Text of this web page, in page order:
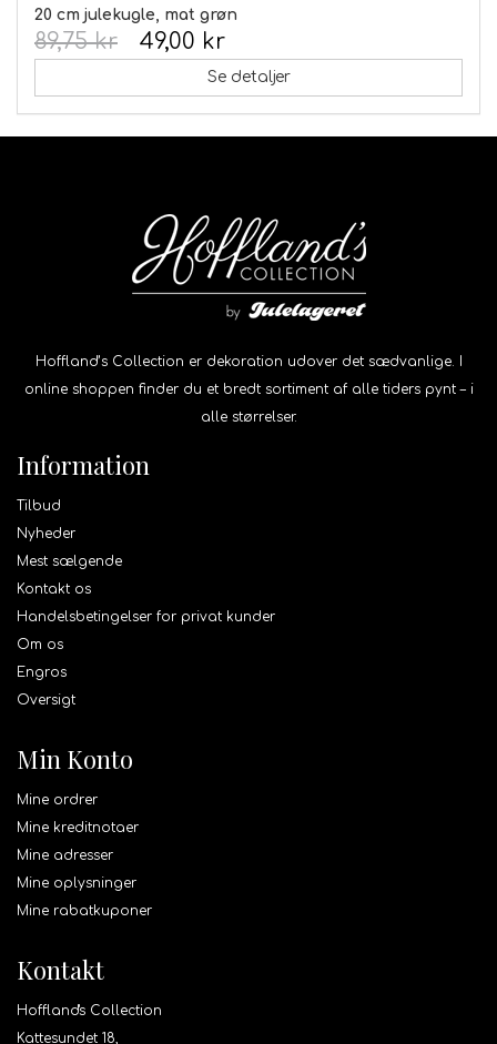
20 cm julekugle, mat grøn
49,00 kr
89,75 kr
Se detaljer
Hoffland’s Collection er dekoration udover det sædvanlige. I
online shoppen finder du et bredt sortiment af alle tiders pynt – i
alle størrelser.
Information
Tilbud
Nyheder
Mest sælgende
Kontakt os
Handelsbetingelser for privat kunder
Om os
Engros
Oversigt
Min Konto
Mine ordrer
Mine kreditnotaer
Mine adresser
Mine oplysninger
Mine rabatkuponer
Kontakt
Hoffland's Collection
Kattesundet 18,